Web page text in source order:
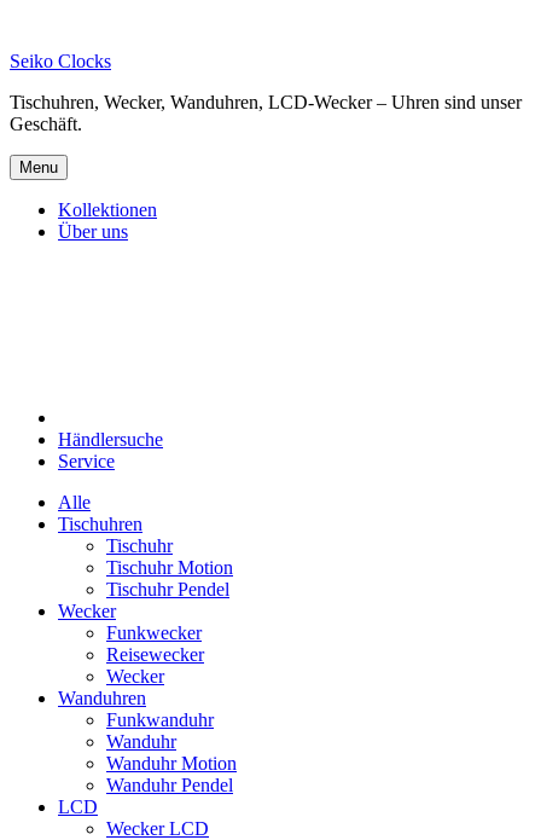
content
Seiko Clocks
Tischuhren, Wecker, Wanduhren, LCD-Wecker – Uhren sind unser
Geschäft.
Menu
Kollektionen
Über uns
Händlersuche
Service
Alle
Tischuhren
Tischuhr
Tischuhr Motion
Tischuhr Pendel
Wecker
Funkwecker
Reisewecker
Wecker
Wanduhren
Funkwanduhr
Wanduhr
Wanduhr Motion
Wanduhr Pendel
LCD
Wecker LCD